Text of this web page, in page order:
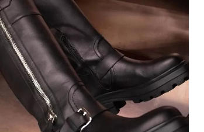
Havry
Malina
MYxMY
NANI